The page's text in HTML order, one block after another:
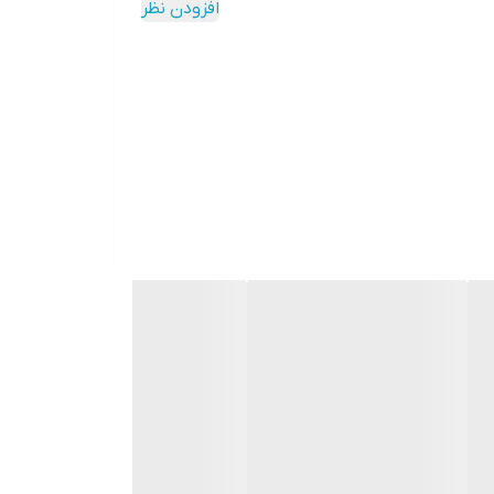
افزودن نظر